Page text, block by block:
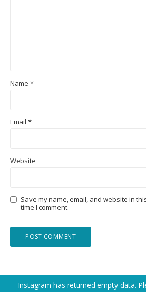
Name *
Email *
Website
Save my name, email, and website in
time I comment.
Instagram has returned empty data.